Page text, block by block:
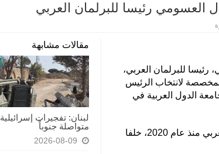
العسومي رئيسا للبرلمان العربي
مقالات مشابهة
لبنان: تفجيرات إسرائيلية
متواصلة جنوباً
2026-08-09
رئيسا للبرلمان العربي،
لانتخاب الرئيس
الدول العربية في
ويتولى العسومي، رئاسة البرلمان العربي منذ عام 2020، خلفا